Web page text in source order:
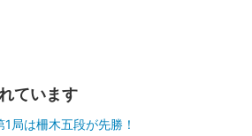
ています
1局は柵木五段が先勝！